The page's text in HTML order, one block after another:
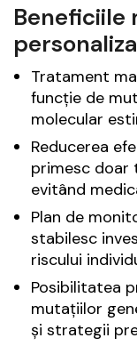
Beneficiile
Tratament
funcție de
molecular
Reducerea
primesc doar
evitând
Plan de
stabilesc
riscului
Posibilitatea
mutațiilor
și strategii